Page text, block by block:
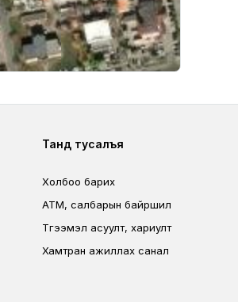
Footer fourth
Танд тусалъя
Холбоо барих
ATM, салбарын байршил
Түгээмэл асуулт, хариулт
Хамтран ажиллах санал